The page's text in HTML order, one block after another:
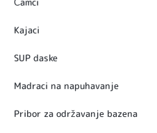
Kajaci
SUP daske
Madraci na napuhavanje
Pribor za održavanje bazena